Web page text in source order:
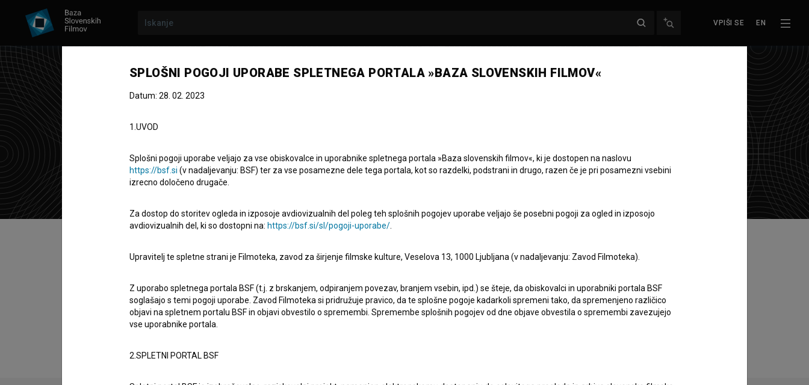
VPIŠI SE EN
Valentina Smej Novak je scenaristka. Najnovejši projekti, pri katerih je sodelovala, so50 skladb, ki so
nas zapele: Glej, zvezdice božje (2023),50 skladb, ki so nas zapele: Kako sva si različna (2023)in50
skladb, ki so nas zapele: Ti si rekla sonce (2023)
SPLOŠNI POGOJI UPORABE SPLETNEGA PORTALA »BAZA SLOVENSKIH FILMOV«
Datum: 28. 02. 2023
1.UVOD
Splošni pogoji uporabe veljajo za vse obiskovalce in uporabnike spletnega portala »Baza slovenskih filmov«, ki je dostopen na naslovu
https://bsf.si (v nadaljevanju: BSF) ter za vse posamezne dele tega portala, kot so razdelki, podstrani in drugo, razen če je pri posamezni vsebini
izrecno določeno drugače.
Za dostop do storitev ogleda in izposoje avdiovizualnih del poleg teh splošnih pogojev uporabe veljajo še posebni pogoji za ogled in izposojo
avdiovizualnih del, ki so dostopni na: https://bsf.si/sl/pogoji-uporabe/
Upravitelj te spletne strani je Filmoteka, zavod za širjenje filmske kulture, Veselova 13, 1000 Ljubljana (v nadaljevanju: Zavod Filmoteka).
Z uporabo spletnega portala BSF (t.j. z brskanjem, odpiranjem povezav, branjem vsebin, ipd.) se šteje, da obiskovalci in uporabniki portala BSF
soglašajo s temi pogoji uporabe. Zavod Filmoteka si pridružuje pravico, da te splošne pogoje kadarkoli spremeni tako, da spremenjeno različico
objavi na spletnem portalu BSF in objavi obvestilo o spremembi. Spremembe splošnih pogojev od dne objave obvestila o spremembi zavezujejo
vse uporabnike portala.
2.SPLETNI PORTAL BSF